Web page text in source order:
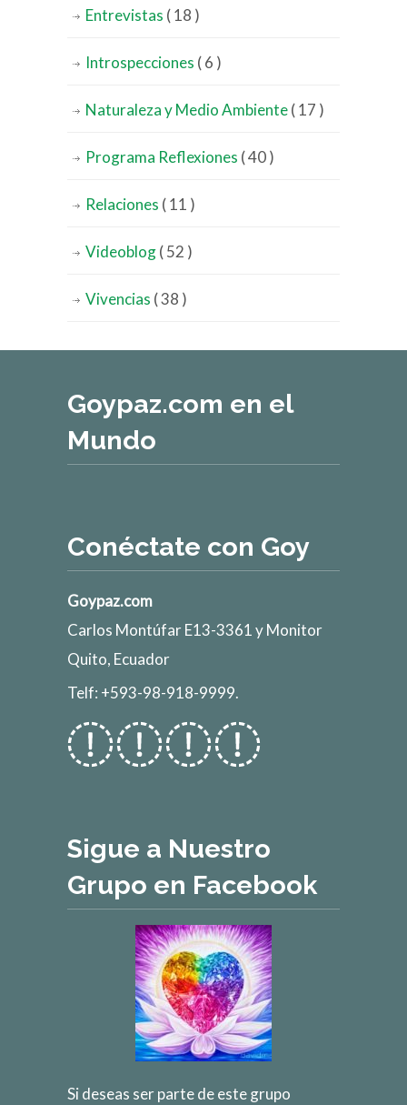
Entrevistas ( 18 )
Introspecciones ( 6 )
Naturaleza y Medio Ambiente( 17 )
Programa Reflexiones ( 40 )
Relaciones ( 11 )
Videoblog( 52 )
Vivencias ( 38 )
Goypaz.com en el
Mundo
Conéctate con Goy
Goypaz.com
Carlos Montúfar E13-3361 y Monitor
Quito, Ecuador
Telf: +593-98-918-9999.
Sigue a Nuestro
Grupo en Facebook
Si deseas ser parte de este grupo